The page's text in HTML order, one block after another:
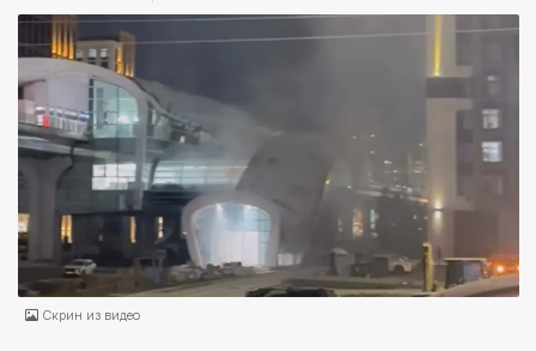
Скрин из видео